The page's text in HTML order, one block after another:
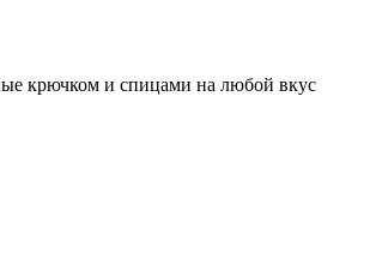
крючком и спицами на любой вкус